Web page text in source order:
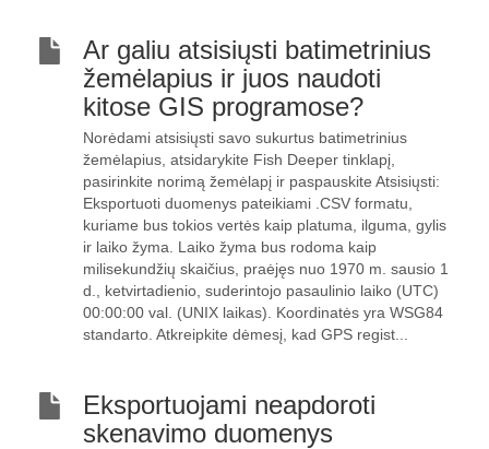
Ar galiu atsisiųsti batimetrinius
žemėlapius ir juos naudoti
kitose GIS programose?
Norėdami atsisiųsti savo sukurtus batimetrinius
žemėlapius, atsidarykite Fish Deeper tinklapį,
pasirinkite norimą žemėlapį ir paspauskite Atsisiųsti:
Eksportuoti duomenys pateikiami .CSV formatu,
kuriame bus tokios vertės kaip platuma, ilguma, gylis
ir laiko žyma. Laiko žyma bus rodoma kaip
milisekundžių skaičius, praėjęs nuo 1970 m. sausio 1
d., ketvirtadienio, suderintojo pasaulinio laiko (UTC)
00:00:00 val. (UNIX laikas). Koordinatės yra WSG84
standarto. Atkreipkite dėmesį, kad GPS regist...
Eksportuojami neapdoroti
skenavimo duomenys